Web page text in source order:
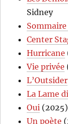
Sidney
Center
Hurricane
Vie privée
L’Outsider
La Lame
Oui
Un poète